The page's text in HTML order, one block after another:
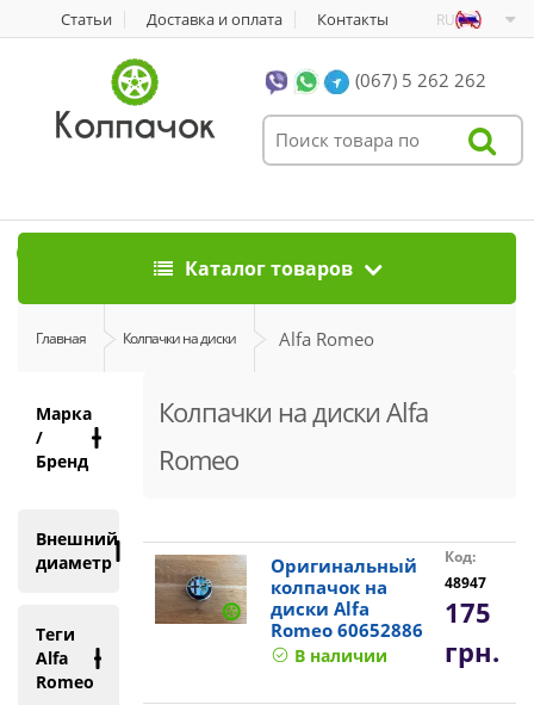
Статьи Доставка и оплата Контакты RU
(067) 5 262 262
Каталог товаров
Главная Колпачки на диски Alfa Romeo
Марка
/
Бренд
Внешний
диаметр
Теги
Alfa
Romeo
Колпачки на диски Alfa
Romeo
Оригинальный
колпачок на
диски Alfa
Romeo 60652886
В наличии
Код:
48947
175
грн.